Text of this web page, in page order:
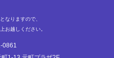
なりますので、
お越しください。
0861